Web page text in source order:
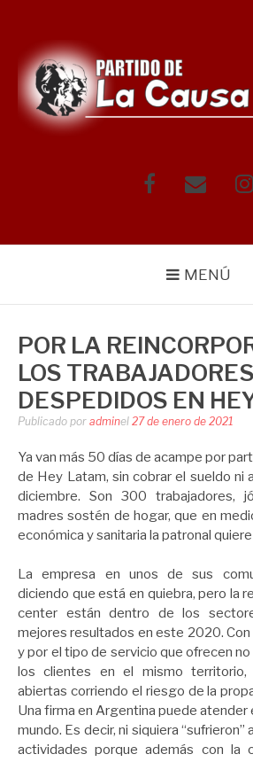
contenido
FacebookCorreo
MENÚ
POR LA
LOS TRABAJADORES
DESPEDIDOS EN
Publicado por adminel 27 de enero de 2021
Ya van más 50 días de acampe por
de Hey Latam, sin cobrar el sueldo ni
diciembre. Son 300 trabajadores,
madres sostén de hogar, que en
económica y sanitaria la patronal quiere
La empresa en unos de sus
diciendo que está en quiebra, pero la
center están dentro de los
mejores resultados en este 2020.
y por el tipo de servicio que ofrecen
los clientes en el mismo territorio,
abiertas corriendo el riesgo de la
Una firma en Argentina puede atender
mundo. Es decir, ni siquiera
actividades porque además con la